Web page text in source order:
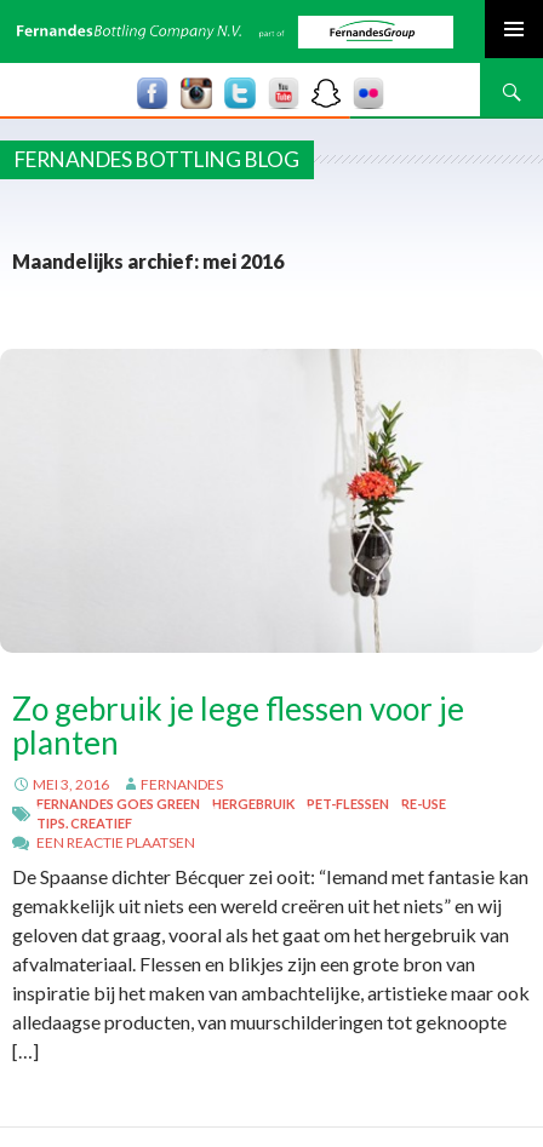
Zoeken
FERNANDES BOTTLING BLOG
Maandelijks archief: mei 2016
Zo gebruik je lege flessen voor je
planten
MEI 3, 2016 FERNANDES
FERNANDES GOES GREEN HERGEBRUIK PET-FLESSEN
RE-USE
TIPS. CREATIEF
EEN REACTIE PLAATSEN
De Spaanse dichter Bécquer zei ooit: “Iemand met fantasie kan
gemakkelijk uit niets een wereld creëren uit het niets” en wij
geloven dat graag, vooral als het gaat om het hergebruik van
afvalmateriaal. Flessen en blikjes zijn een grote bron van
inspiratie bij het maken van ambachtelijke, artistieke maar ook
alledaagse producten, van muurschilderingen tot geknoopte
[…]